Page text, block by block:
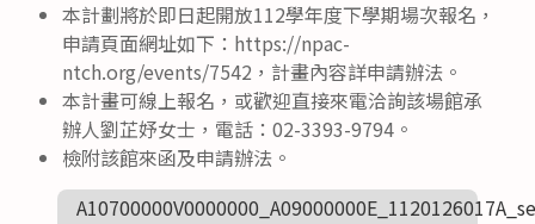
本計劃將於即日起開放112學年度下學期場次報名，
申請頁面網址如下：https://npac-
ntch.org/events/7542，計畫內容詳申請辦法。
本計畫可線上報名，或歡迎直接來電洽詢該場館承
辦人劉芷妤女士，電話：02-3393-9794。
檢附該館來函及申請辦法。